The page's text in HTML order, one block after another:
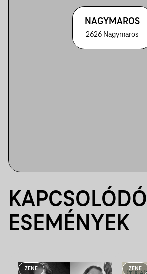
NAGYMAROS
2626 Nagymaros
KAPCSOLÓDÓ
ESEMÉNYEK
ZENE ZENE